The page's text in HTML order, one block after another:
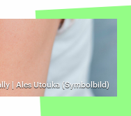
| Ales Utouka (Symbolbild)